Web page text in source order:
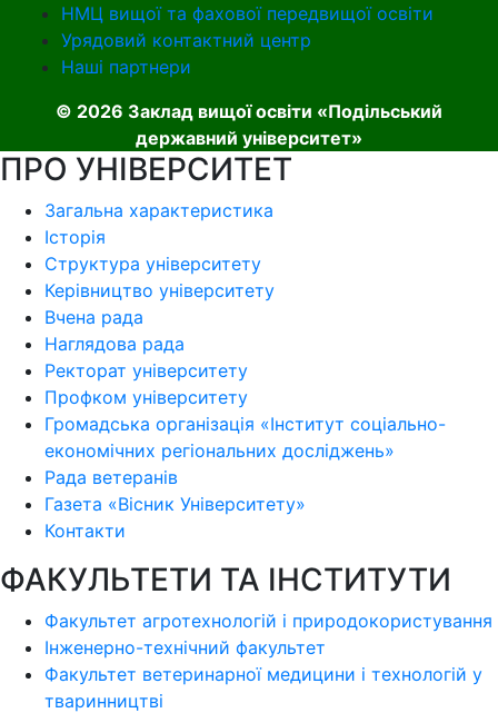
НМЦ вищої та фахової передвищої освіти
Урядовий контактний центр
Наші партнери
© 2026 Заклад вищої освіти «Подільський
державний університет»
ПРО УНІВЕРСИТЕТ
Загальна характеристика
Історія
Структура університету
Керівництво університету
Вчена рада
Наглядова рада
Ректорат університету
Профком університету
Громадська організація «Інститут соціально-
економічних регіональних досліджень»
Рада ветеранів
Газета «Вісник Університету»
Контакти
ФАКУЛЬТЕТИ ТА ІНСТИТУТИ
Факультет агротехнологій і природокористування
Інженерно-технічний факультет
Факультет ветеринарної медицини і технологій у
тваринництві